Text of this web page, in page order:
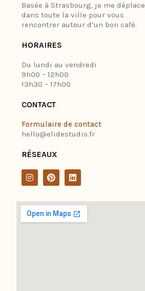
Basée à Strasbourg, je me déplace
dans toute la ville pour vous
rencontrer autour d’un bon café.
HORAIRES
Du lundi au vendredi
9h00 – 12h00
13h30 – 17h00
CONTACT
Formulaire de contact
hello@elidestudio.fr
RÉSEAUX